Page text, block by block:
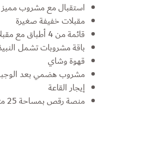
استقبال مع مشروب مميز
مقبلات خفيفة صغيرة
قائمة من 4 أطباق مع مقبلات أو بوفيه بتنسيق مع الشيف الرئيسي
باقة مشروبات تشمل
قهوة وشاي
مشروب هضمي بعد
إيجار القاعة
منصة رقص بمساحة 25 متر مربع